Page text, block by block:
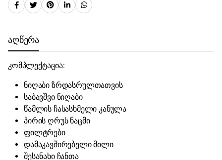
აღწერა
კომპლექტაცია:
ნიღაბი ზრდასრულთათვის
საბავშვი ნიღაბი
წამლის ჩასასხმელი კანულა
პირის ღრუს ნაცმი
ფილტრები
დამაკავშირებელი მილი
შესანახი ჩანთა